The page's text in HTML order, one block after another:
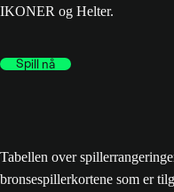
IKONER og Helter.
Spill nå
Tabellen over
bronsespillerkortene som er